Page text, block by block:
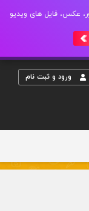
لایه باز، وکتور، عکس، فایل های ویدیو
ورود و ثبت نام